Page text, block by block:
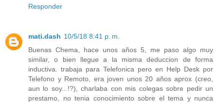
Responder
mati.dash 10/5/18 8:41 p. m.
Buenas Chema, hace unos años 5, me paso algo muy
similar, o bien llegue a la misma deduccion de forma
inductiva. trabaja para Telefonica pero en Help Desk por
Telefono y Remoto, era joven unos 20 años aprox (creo,
aun lo soy...!?), charlaba con mis colegas sobre pedir un
prestamo, no tenia conocimiento sobre el tema y nunca